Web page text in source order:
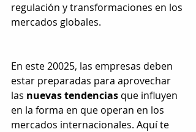
regulación y transformaciones en los
mercados globales.
En este 20025, las empresas deben
estar preparadas para aprovechar
las nuevas tendencias que influyen
en la forma en que operan en los
mercados internacionales. Aquí te